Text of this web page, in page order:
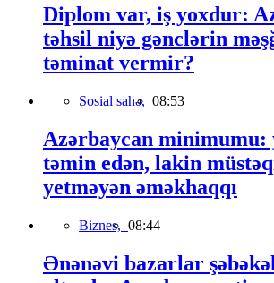
Diplom var, iş yoxdur:
təhsil niyə gənclərin
təminat vermir?
Sosial sahə, 08:53
Azərbaycan minimumu:
təmin edən, lakin
yetməyən əməkhaqqı
Biznes, 08:44
Ənənəvi bazarlar